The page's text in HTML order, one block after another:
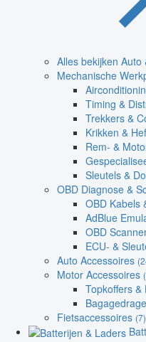
Alles bekijken Auto
Mechanische
Timing &
Trekkers &
Krikken &
Rem- &
Sleutels &
OBD Diagnose &
OBD Kabels
AdBlue
OBD
ECU- &
Auto Accessoires
Motor Accessoires
Topkoffers
Fietsaccessoires (7)